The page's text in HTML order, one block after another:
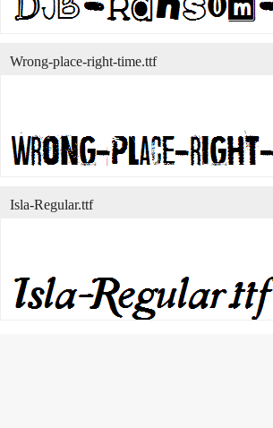
Wrong-place-right-time.ttf
Isla-Regular.ttf